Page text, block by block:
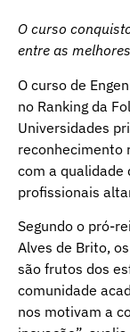
O curso
entre as
O curso de
no Ranking da
Universidades
reconhecimento
com a qualidade
profissionais
Segundo o pró-
Alves de Brito,
são frutos dos
comunidade
nos motivam a